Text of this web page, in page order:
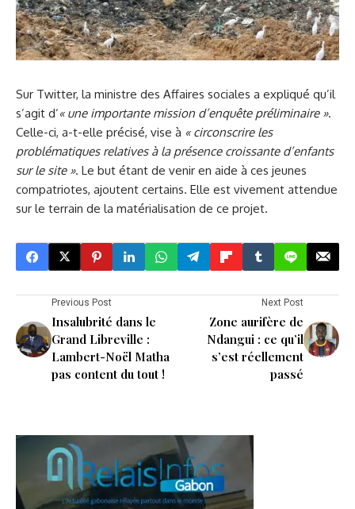
Sur Twitter, la ministre des Affaires sociales a expliqué qu’il
s’agit d’« une importante mission d’enquête préliminaire ».
Celle-ci, a-t-elle précisé, vise à « circonscrire les
problématiques relatives à la présence croissante d’enfants
sur le site ». Le but étant de venir en aide à ces jeunes
compatriotes, ajoutent certains. Elle est vivement attendue
sur le terrain de la matérialisation de ce projet.
Previous Post
Insalubrité dans le
Grand Libreville :
Lambert-Noël Matha
pas content du tout !
Next Post
Zone aurifère de
Ndangui : ce qu’il
s’est réellement
passé